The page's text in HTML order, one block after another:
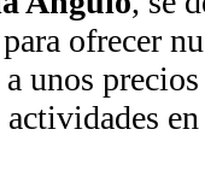
ofrecer
unos